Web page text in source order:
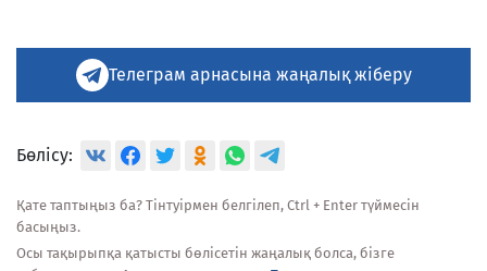
Телеграм арнасына жаңалық жіберу
Бөлісу:
Қате таптыңыз ба? Тінтуірмен белгілеп, Ctrl + Enter түймесін
басыңыз.
Осы тақырыпқа қатысты бөлісетін жаңалық болса, бізге